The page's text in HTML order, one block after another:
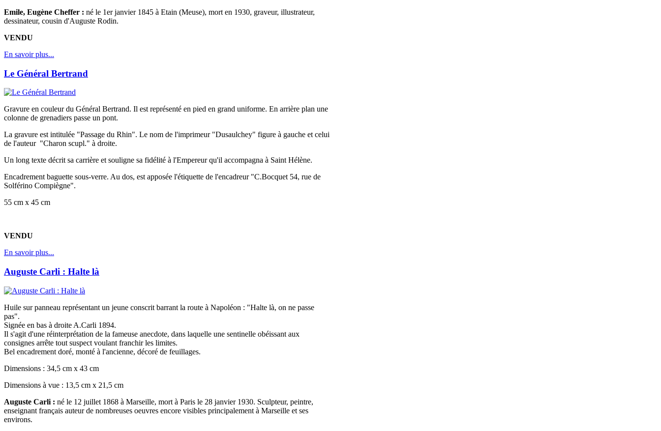
Emile, Eugène Cheffer : né le 1er janvier 1845 à Etain (Meuse), mort en 1930, graveur, illustrateur,
dessinateur, cousin d'Auguste Rodin.
VENDU
En savoir plus...
Le Général Bertrand
Gravure en couleur du Général Bertrand. Il est représenté en pied en grand uniforme. En arrière plan une
colonne de grenadiers passe un pont.
La gravure est intitulée "Passage du Rhin". Le nom de l'imprimeur "Dusaulchey" figure à gauche et celui
de l'auteur "Charon scupl." à droite.
Un long texte décrit sa carrière et souligne sa fidélité à l'Empereur qu'il accompagna à Saint Hélène.
Encadrement baguette sous-verre. Au dos, est apposée l'étiquette de l'encadreur "C.Bocquet 54, rue de
Solférino Compiègne".
55 cm x 45 cm
VENDU
En savoir plus...
Auguste Carli : Halte là
Huile sur panneau représentant un jeune conscrit barrant la route à Napoléon : "Halte là, on ne passe
pas".
Signée en bas à droite A.Carli 1894.
Il s'agit d'une réinterprétation de la fameuse anecdote, dans laquelle une sentinelle obéissant aux
consignes arrête tout suspect voulant franchir les limites.
Bel encadrement doré, monté à l'ancienne, décoré de feuillages.
Dimensions : 34,5 cm x 43 cm
Dimensions à vue : 13,5 cm x 21,5 cm
Auguste Carli : né le 12 juillet 1868 à Marseille, mort à Paris le 28 janvier 1930. Sculpteur, peintre,
enseignant français auteur de nombreuses oeuvres encore visibles principalement à Marseille et ses
environs.